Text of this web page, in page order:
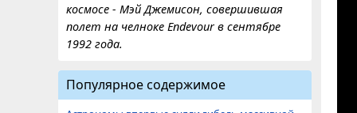
космосе - Мэй Джемисон, совершившая
полет на челноке Endevour в сентябре
1992 года.
Популярное содержимое